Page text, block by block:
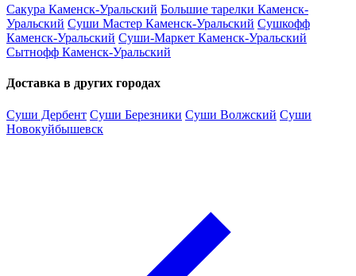
Сакура Каменск-Уральский Большие тарелки Каменск-
Уральский Суши Мастер Каменск-Уральский Сушкофф
Каменск-Уральский Суши-Маркет Каменск-Уральский
Сытнофф Каменск-Уральский
Доставка в других городах
Суши Дербент Суши Березники Суши Волжский Суши
Новокуйбышевск